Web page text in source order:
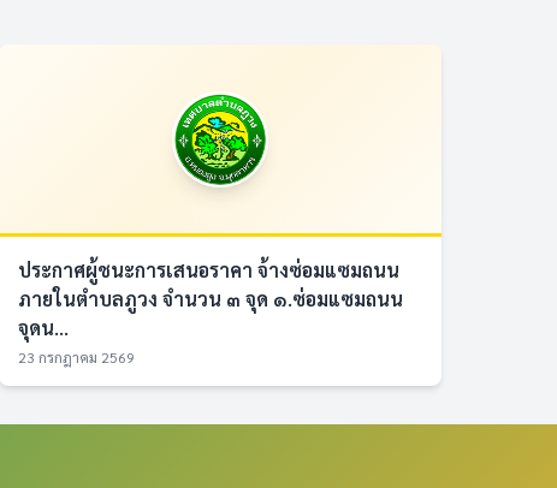
ประกาศผู้ชนะการเสนอราคา จ้างซ่อมแซมถนน
ภายในตำบลภูวง จำนวน ๓ จุด ๑.ซ่อมแซมถนน
จุดน...
23 กรกฎาคม 2569